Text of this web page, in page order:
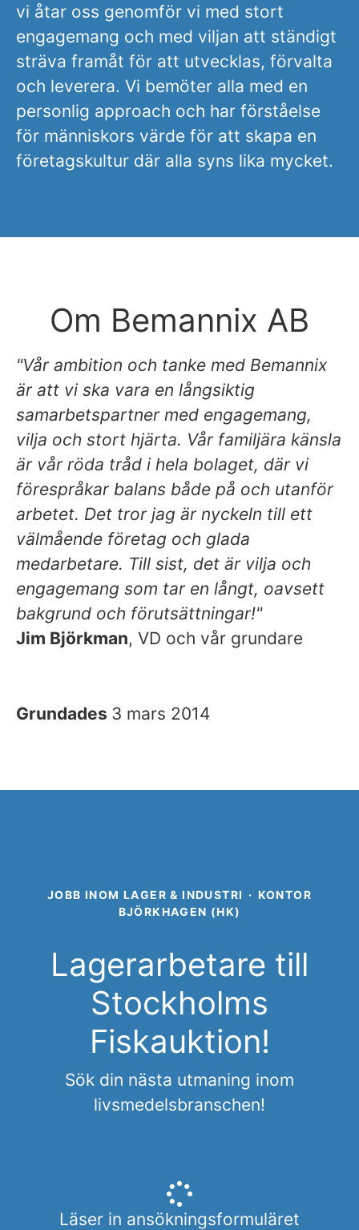
vi åtar oss genomför vi med stort
engagemang och med viljan att ständigt
sträva framåt för att utvecklas, förvalta
och leverera. Vi bemöter alla med en
personlig approach och har förståelse
för människors värde för att skapa en
företagskultur där alla syns lika mycket.
Om Bemannix AB
"Vår ambition och tanke med Bemannix
är att vi ska vara en långsiktig
samarbetspartner med engagemang,
vilja och stort hjärta. Vår familjära känsla
är vår röda tråd i hela bolaget, där vi
förespråkar balans både på och utanför
arbetet. Det tror jag är nyckeln till ett
välmående företag och glada
medarbetare. Till sist, det är vilja och
engagemang som tar en långt, oavsett
bakgrund och förutsättningar!"
Jim Björkman, VD och vår grundare
Grundades 3 mars 2014
JOBB INOM LAGER & INDUSTRI · KONTOR
BJÖRKHAGEN (HK)
Lagerarbetare till
Stockholms
Fiskauktion!
Sök din nästa utmaning inom
livsmedelsbranschen!
Läser in ansökningsformuläret